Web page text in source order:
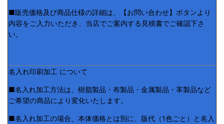
■販売価格及び商品仕様の詳細は、【お問い合わせ】ボタンより
内容をご入力いただき、当店でご案内する見積書でご確認下さ
い。
名入れ印刷加工 について
■名入れ加工方法は、樹脂製品・布製品・金属製品・革製品など
ご希望の商品により変化いたします。
■名入れ加工の場合、本体価格とは別に、版代（1色ごと）と名入